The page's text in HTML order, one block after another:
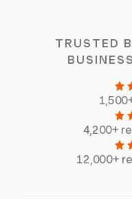
TRUSTED
4,200+
12,000+